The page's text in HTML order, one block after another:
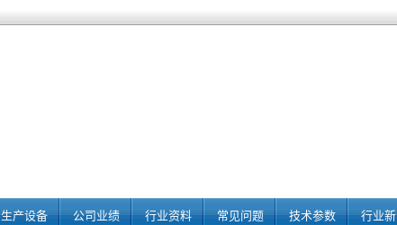
生产设备 公司业绩 行业资料 常见问题 技术参数 行业